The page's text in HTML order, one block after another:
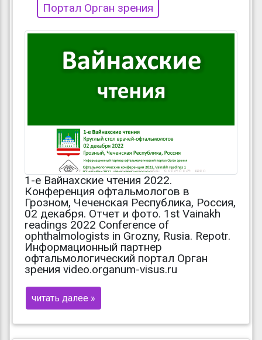
Портал Орган зрения
1-е Вайнахские чтения 2022.
Конференция офтальмологов в
Грозном, Чеченская Республика, Россия,
02 декабря. Отчет и фото. 1st Vainakh
readings 2022 Conference of
ophthalmologists in Grozny, Rusia. Repotr.
Информационный партнер
офтальмологический портал Орган
зрения video.organum-visus.ru
читать далее »